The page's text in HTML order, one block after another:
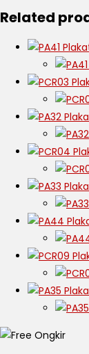
Related